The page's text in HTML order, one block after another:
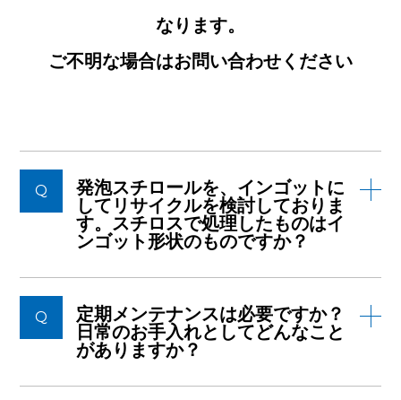
なります。
ご不明な場合はお問い合わせください
Q
発泡スチロールを、インゴットに
してリサイクルを検討しておりま
す。スチロスで処理したものはイ
ンゴット形状のものですか？
Q
定期メンテナンスは必要ですか？
日常のお手入れとしてどんなこと
がありますか？